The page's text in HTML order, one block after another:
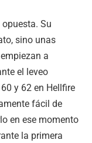
Su
sino unas
a
el leveo
y 62 en Hellfire
fácil de
en ese momento
la primera